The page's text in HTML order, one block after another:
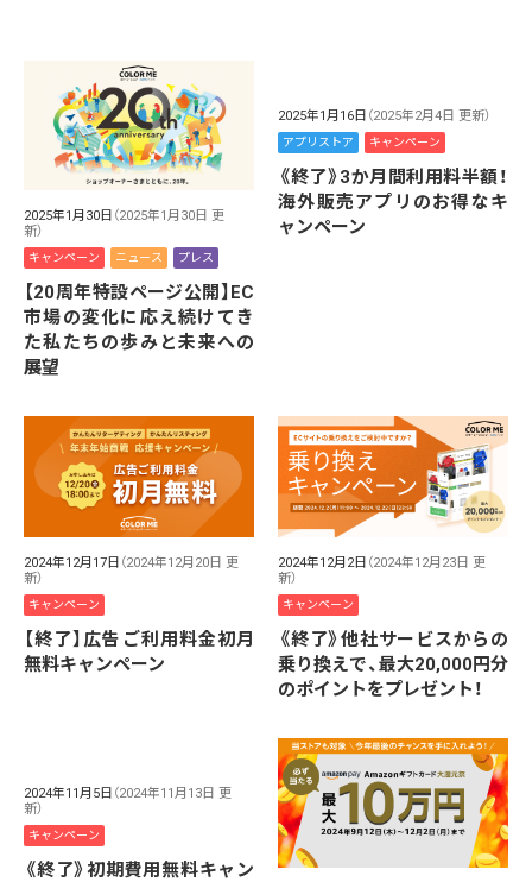
2025年1月30日 （2025年1月30日 更
新）
キャンペーン ニュース プレス
【20周年特設ページ公開】EC
市場の変化に応え続けてき
た私たちの歩みと未来への
展望
2025年1月16日 （2025年2月4日 更新）
アプリストア キャンペーン
《終了》3か月間利用料半額！
海外販売アプリのお得なキ
ャンペーン
2024年12月17日 （2024年12月20日 更
新）
キャンペーン
【終了】広告ご利用料金初月
無料キャンペーン
2024年12月2日 （2024年12月23日 更
新）
キャンペーン
《終了》他社サービスからの
乗り換えで、最大20,000円分
のポイントをプレゼント！
2024年11月5日 （2024年11月13日 更
新）
キャンペーン
《終了》初期費用無料キャン